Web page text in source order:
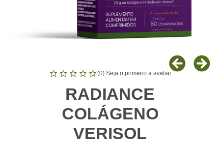
(0) Seja o primeiro a avaliar
RADIANCE
COLÁGENO
VERISOL